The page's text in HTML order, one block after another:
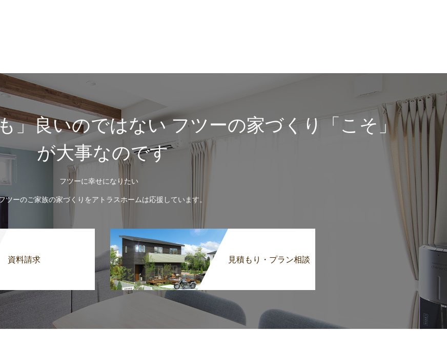
」良いのではない フツーの家づくり「こそ」
が大事なのです
フツーに幸せになりたい
ツーのご家族の家づくりをアトラスホームは応援しています。
資料請求 見積もり・プラン相談